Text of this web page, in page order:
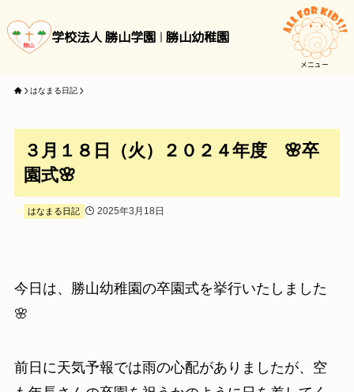
学校法人 勝山学園 勝山幼稚園
メニュー
はなまる日記
３月１８日（火）２０２４年度 🌸卒
園式🌸
はなまる日記 2025年3月18日
今日は、勝山幼稚園の卒園式を挙行いたしました
🌸
前日に天気予報では雨の心配がありましたが、空